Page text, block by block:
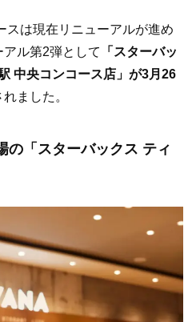
スは現在リニューアルが進め
ル第2弾として
「スターバッ
中央コンコース店」が3月26
ました。
の「スターバックス ティ